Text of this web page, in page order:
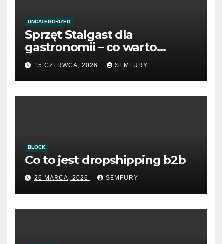
UNCATEGORIZED
Sprzęt Stalgast dla
gastronomii – co warto
wiedzieć przed zakupem?
15 CZERWCA, 2026 SEMFURY
BLOCK
Co to jest dropshipping b2b
26 MARCA, 2026 SEMFURY